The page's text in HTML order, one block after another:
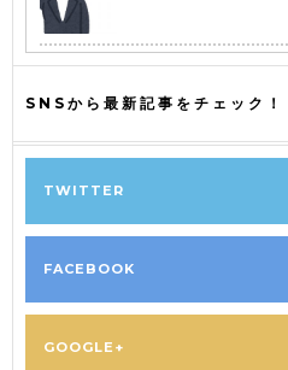
SNSから最新記事をチェック！
TWITTER
FACEBOOK
GOOGLE+